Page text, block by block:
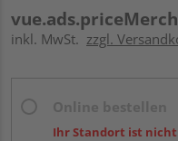
inkl. MwSt. zzgl.
Ihr Standort ist